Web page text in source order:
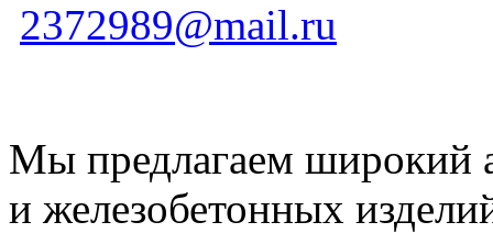
2372989@mail.ru
Мы предлагаем широкий
и железобетонных